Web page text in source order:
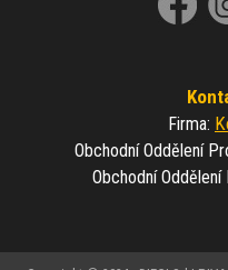
Firma:
Obchodní Oddělení
Obchodní